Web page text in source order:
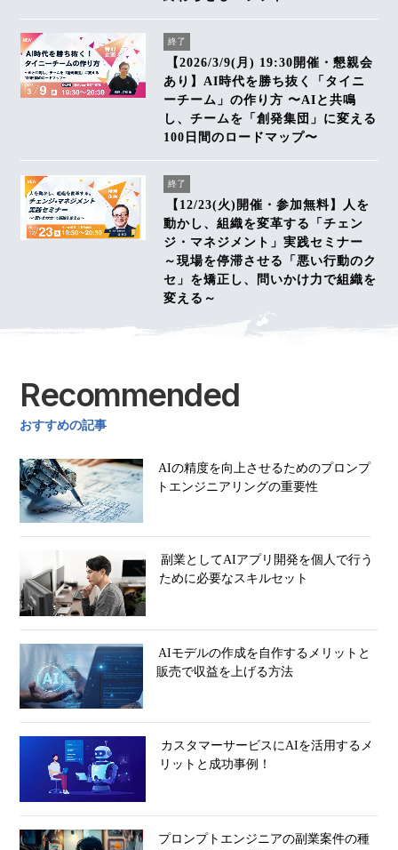
終了
【2026/3/9(月) 19:30開催・懇親会
あり】AI時代を勝ち抜く「タイニ
ーチーム」の作り方 〜AIと共鳴
し、チームを「創発集団」に変える
100日間のロードマップ〜
終了
【12/23(火)開催・参加無料】人を
動かし、組織を変革する「チェン
ジ・マネジメント」実践セミナー
～現場を停滞させる「悪い行動のク
セ」を矯正し、問いかけ力で組織を
変える～
Recommended
おすすめの記事
AIの精度を向上させるためのプロンプ
トエンジニアリングの重要性
副業としてAIアプリ開発を個人で行う
ために必要なスキルセット
AIモデルの作成を自作するメリットと
販売で収益を上げる方法
カスタマーサービスにAIを活用するメ
リットと成功事例！
プロンプトエンジニアの副業案件の種